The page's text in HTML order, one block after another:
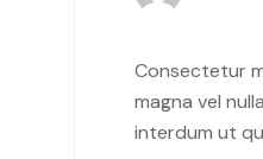
Consectetur
magna vel
interdum ut